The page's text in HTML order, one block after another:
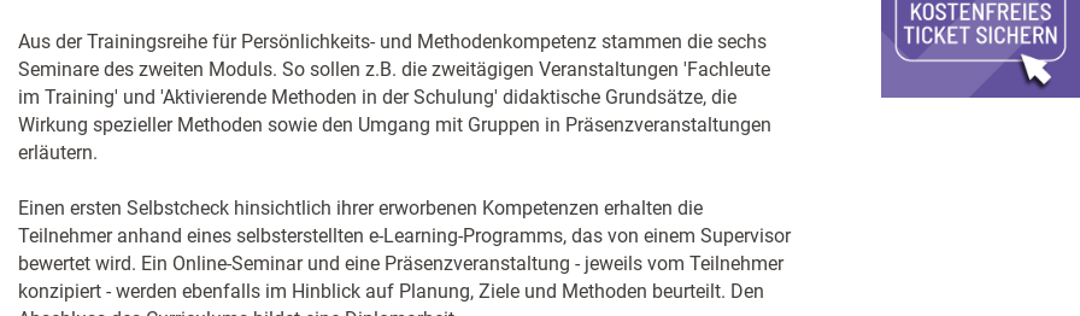
Aus der Trainingsreihe für Persönlichkeits- und Methodenkompetenz stammen die sechs
Seminare des zweiten Moduls. So sollen z.B. die zweitägigen Veranstaltungen 'Fachleute
im Training' und 'Aktivierende Methoden in der Schulung' didaktische Grundsätze, die
Wirkung spezieller Methoden sowie den Umgang mit Gruppen in Präsenzveranstaltungen
erläutern.
Einen ersten Selbstcheck hinsichtlich ihrer erworbenen Kompetenzen erhalten die
Teilnehmer anhand eines selbsterstellten e-Learning-Programms, das von einem Supervisor
bewertet wird. Ein Online-Seminar und eine Präsenzveranstaltung - jeweils vom Teilnehmer
konzipiert - werden ebenfalls im Hinblick auf Planung, Ziele und Methoden beurteilt. Den